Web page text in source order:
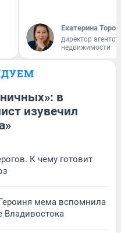
Екатерина
директор
недвижимости
в
изувечил
К чему готовит
мема вспомнила
Владивостока